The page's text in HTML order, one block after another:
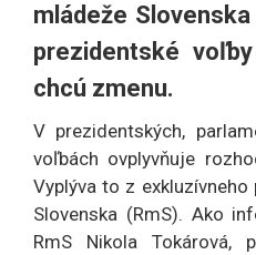
mládeže
prezidentské
chcú zmenu.
V prezidentských,
voľbách ovplyvňuje
Vyplýva to z exkluzívneho
Slovenska (RmS). Ako
RmS Nikola Tokárová,